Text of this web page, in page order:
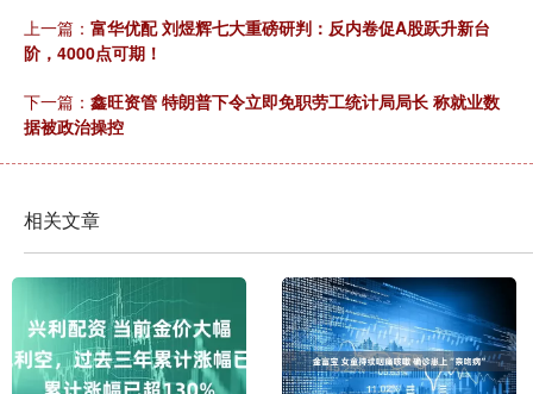
上一篇： 富华优配 刘煜辉七大重磅研判：反内卷促A股跃升新台
阶，4000点可期！
下一篇： 鑫旺资管 特朗普下令立即免职劳工统计局局长 称就业数
据被政治操控
相关文章